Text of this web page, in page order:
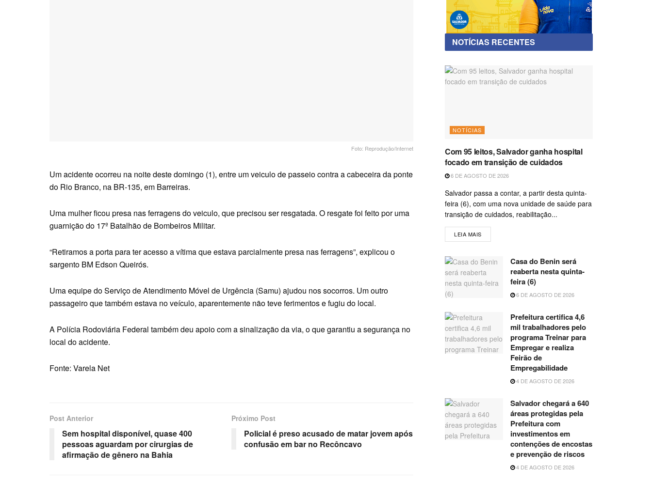
Foto: Reprodução/Internet
Um acidente ocorreu na noite deste domingo (1), entre um veiculo de passeio contra a cabeceira da ponte
do Rio Branco, na BR-135, em Barreiras.
Uma mulher ficou presa nas ferragens do veiculo, que precisou ser resgatada. O resgate foi feito por uma
guarnição do 17º Batalhão de Bombeiros Militar.
“Retiramos a porta para ter acesso a vítima que estava parcialmente presa nas ferragens”, explicou o
sargento BM Edson Queirós.
Uma equipe do Serviço de Atendimento Móvel de Urgência (Samu) ajudou nos socorros. Um outro
passageiro que também estava no veículo, aparentemente não teve ferimentos e fugiu do local.
A Polícia Rodoviária Federal também deu apoio com a sinalização da via, o que garantiu a segurança no
local do acidente.
Fonte: Varela Net
Post Anterior
Sem hospital disponível, quase 400
pessoas aguardam por cirurgias de
afirmação de gênero na Bahia
Próximo Post
Policial é preso acusado de matar jovem após
confusão em bar no Recôncavo
NOTÍCIAS RECENTES
NOTÍCIAS
Com 95 leitos, Salvador ganha hospital
focado em transição de cuidados
6 DE AGOSTO DE 2026
Salvador passa a contar, a partir desta quinta-
feira (6), com uma nova unidade de saúde para
transição de cuidados, reabilitação...
LEIA MAIS
Casa do Benin será
reaberta nesta quinta-
feira (6)
6 DE AGOSTO DE 2026
Prefeitura certifica 4,6
mil trabalhadores pelo
programa Treinar para
Empregar e realiza
Feirão de
Empregabilidade
4 DE AGOSTO DE 2026
Salvador chegará a 640
áreas protegidas pela
Prefeitura com
investimentos em
contenções de encostas
e prevenção de riscos
4 DE AGOSTO DE 2026